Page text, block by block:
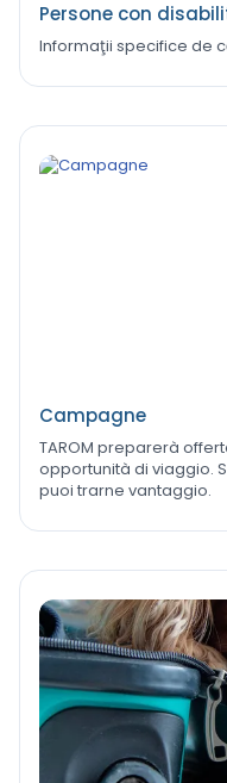
Persone con
Informaţii specifice de
Campagne
TAROM preparerà
opportunità di viaggio.
puoi trarne vantaggio.